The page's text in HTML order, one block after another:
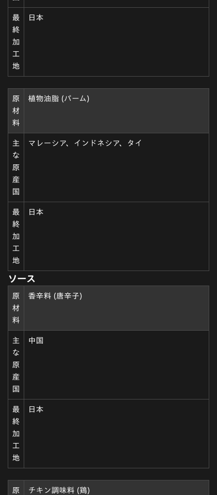
最
終
加
工
地
日本
原
材
料
植物油脂 (パーム)
主
な
原
産
国
マレーシア、インドネシア、タイ
最
終
加
工
地
日本
ソース
原
材
料
香辛料 (唐辛子)
主
な
原
産
国
中国
最
終
加
工
地
日本
原
チキン調味料 (鶏)